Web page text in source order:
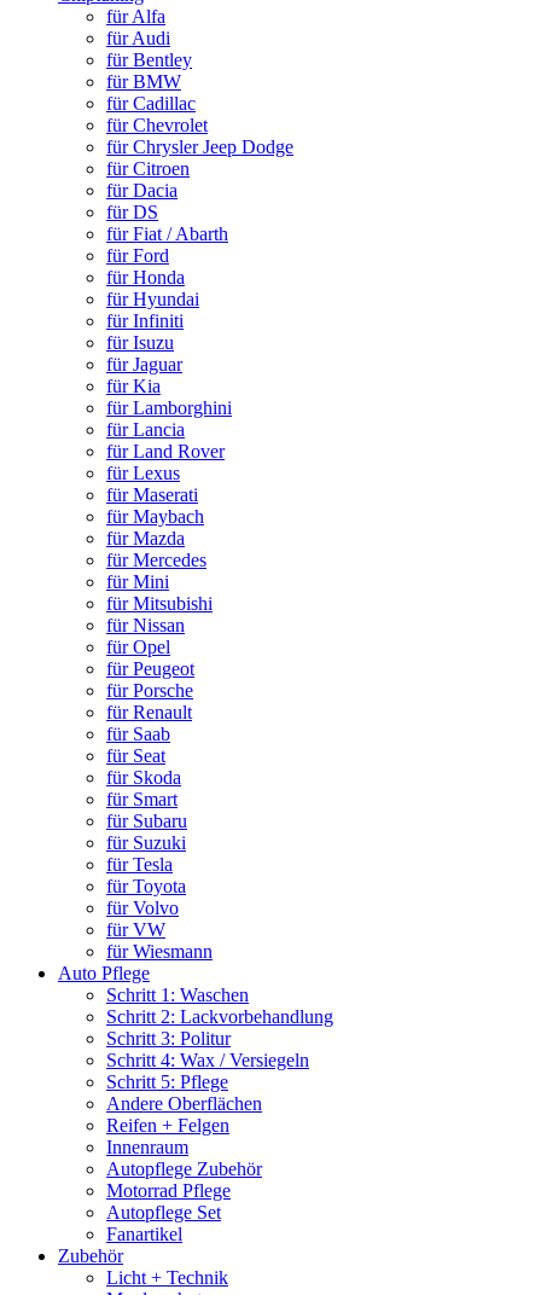
für Alfa
für Audi
für Bentley
für BMW
für Cadillac
für Chevrolet
für Chrysler Jeep Dodge
für Citroen
für Dacia
für DS
für Fiat / Abarth
für Ford
für Honda
für Hyundai
für Infiniti
für Isuzu
für Jaguar
für Kia
für Lamborghini
für Lancia
für Land Rover
für Lexus
für Maserati
für Maybach
für Mazda
für Mercedes
für Mini
für Mitsubishi
für Nissan
für Opel
für Peugeot
für Porsche
für Renault
für Saab
für Seat
für Skoda
für Smart
für Subaru
für Suzuki
für Tesla
für Toyota
für Volvo
für VW
für Wiesmann
Auto Pflege
Schritt 1: Waschen
Schritt 2: Lackvorbehandlung
Schritt 3: Politur
Schritt 4: Wax / Versiegeln
Schritt 5: Pflege
Andere Oberflächen
Reifen + Felgen
Innenraum
Autopflege Zubehör
Motorrad Pflege
Autopflege Set
Fanartikel
Zubehör
Licht + Technik